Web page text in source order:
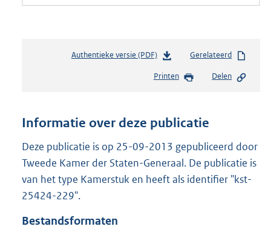
Authentieke versie (PDF)b
s
n
s
r
o
Gerelateerd
Printen Delen
Informatie over deze publicatie
Deze publicatie is op 25-09-2013 gepubliceerd door
Tweede Kamer der Staten-Generaal. De publicatie is
van het type Kamerstuk en heeft als identifier "kst-
25424-229".
Bestandsformaten